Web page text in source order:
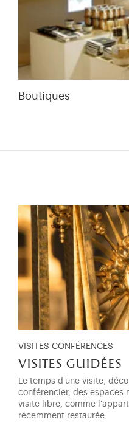
Boutiques
VISITES CONFÉRENCES
visites guidées
Le temps d'une visite,
conférencier, des espaces
visite libre, comme
récemment restaurée.